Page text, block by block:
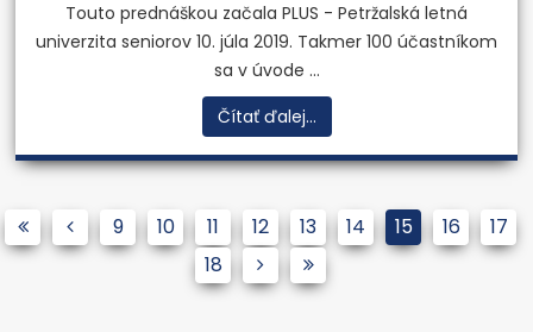
Touto prednáškou začala PLUS - Petržalská letná
univerzita seniorov 10. júla 2019. Takmer 100 účastníkom
sa v úvode ...
Čítať ďalej...
9 10 11 12 13 14 15 16
17
18